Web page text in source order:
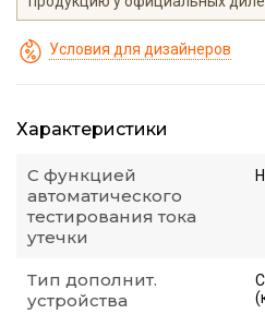
Условия для дизайнеров
Характеристики
С функцией
автоматического
тестирования тока
утечки
Тип дополнит.
устройства